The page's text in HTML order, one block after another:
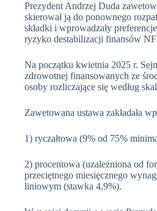
Prezydent Andrzej Duda
skierował ją do ponownego
składki i wprowadzały
ryzyko destabilizacji finansów
Na początku kwietnia 2025 r.
zdrowotnej finansowanych ze
osoby rozliczające się według
Zawetowana ustawa zakładała
1) ryczałtowa (9% od 75%
2) procentowa (uzależniona od
przeciętnego miesięcznego
liniowym (stawka 4,9%).